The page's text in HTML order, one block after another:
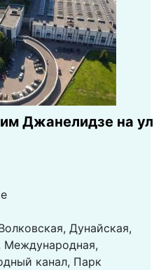
Джанелидзе на ул
Дунайская,
Международная,
канал, Парк